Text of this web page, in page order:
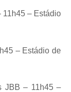
11h45 – Estádio
– Estádio de
JBB – 11h45 –